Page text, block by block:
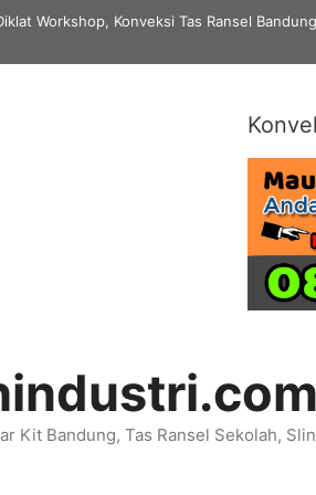
Workshop, Konveksi Tas Ransel
Kit Bandung, Tas Ransel Sekolah,